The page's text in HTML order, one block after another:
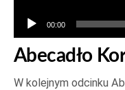
00:00
Abecadło
W kolejnym odcinku